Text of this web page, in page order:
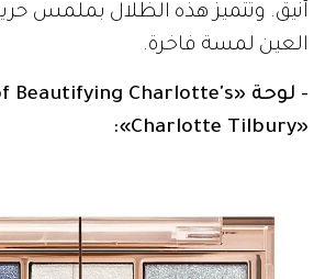
أنيق. وتتميز هذه الظلال بملمس
العين لمسة فاخرة.
«Charlotte Tilbury»: